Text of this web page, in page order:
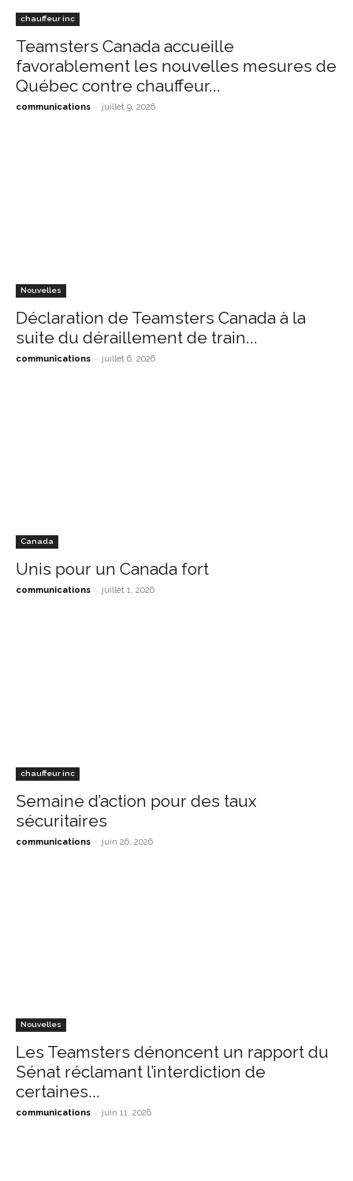
chauffeur inc
Teamsters Canada accueille
favorablement les nouvelles mesures de
Québec contre chauffeur...
communications - juillet 9, 2026
Nouvelles
Déclaration de Teamsters Canada à la
suite du déraillement de train...
communications - juillet 6, 2026
Canada
Unis pour un Canada fort
communications - juillet 1, 2026
chauffeur inc
Semaine d’action pour des taux
sécuritaires
communications - juin 26, 2026
Nouvelles
Les Teamsters dénoncent un rapport du
Sénat réclamant l’interdiction de
certaines...
communications - juin 11, 2026